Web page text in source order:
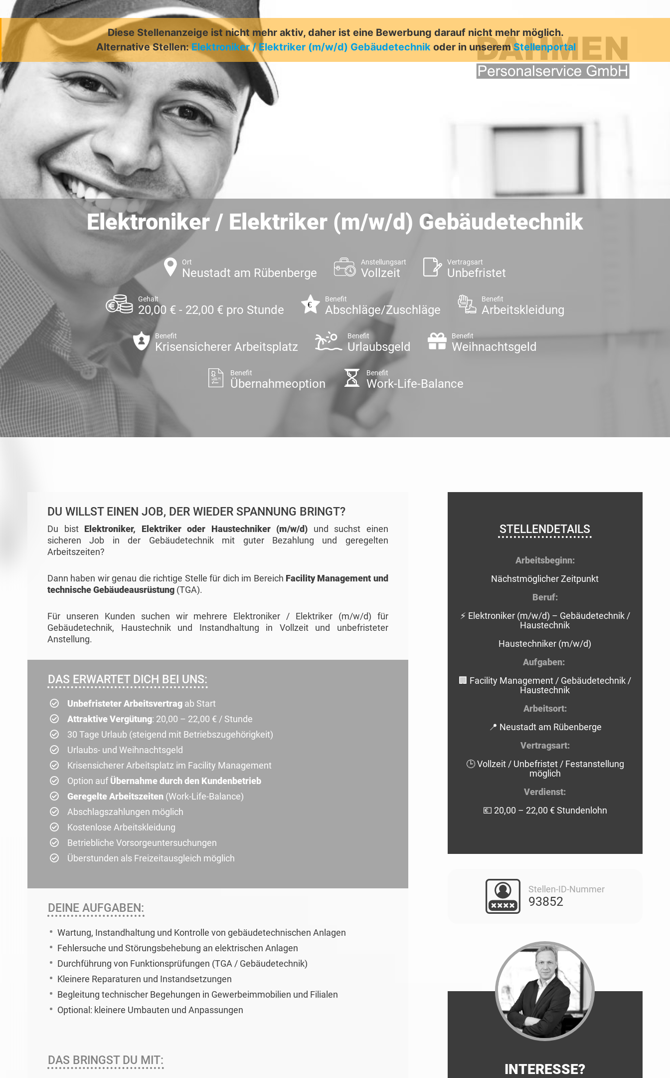
Diese Stellenanzeige ist nicht mehr aktiv, daher ist eine Bewerbung darauf nicht mehr möglich.
Alternative Stellen:Elektroniker / Elektriker (m/w/d) Gebäudetechnik oder in unseremStellenportal
Elektroniker / Elektriker (m/w/d) Gebäudetechnik
Ort
Neustadt am Rübenberge
Anstellungsart
Vollzeit
Vertragsart
Unbefristet
Gehalt
20,00 € - 22,00 € pro Stunde
Benefit
Abschläge/Zuschläge
Benefit
Arbeitskleidung
Benefit
Krisensicherer Arbeitsplatz
Benefit
Urlaubsgeld
Benefit
Weihnachtsgeld
Benefit
Übernahmeoption
Benefit
Work-Life-Balance
DU WILLST EINEN JOB, DER WIEDER SPANNUNG BRINGT?
Du bist Elektroniker, Elektriker oder Haustechniker (m/w/d) und suchst einen
sicheren Job in der Gebäudetechnik mit guter Bezahlung und geregelten
Arbeitszeiten?
Dann haben wir genau die richtige Stelle für dich im Bereich Facility Management und
technische Gebäudeausrüstung (TGA).
Für unseren Kunden suchen wir mehrere Elektroniker / Elektriker (m/w/d) für
Gebäudetechnik, Haustechnik und Instandhaltung in Vollzeit und unbefristeter
Anstellung.
DAS ERWARTET DICH BEI UNS:
Unbefristeter Arbeitsvertrag ab Start
Attraktive Vergütung: 20,00 – 22,00 € / Stunde
30 Tage Urlaub (steigend mit Betriebszugehörigkeit)
Urlaubs- und Weihnachtsgeld
Krisensicherer Arbeitsplatz im Facility Management
Option auf Übernahme durch den Kundenbetrieb
Geregelte Arbeitszeiten (Work-Life-Balance)
Abschlagszahlungen möglich
Kostenlose Arbeitskleidung
Betriebliche Vorsorgeuntersuchungen
Überstunden als Freizeitausgleich möglich
DEINE AUFGABEN:
Wartung, Instandhaltung und Kontrolle von gebäudetechnischen Anlagen
Fehlersuche und Störungsbehebung an elektrischen Anlagen
Durchführung von Funktionsprüfungen (TGA / Gebäudetechnik)
Kleinere Reparaturen und Instandsetzungen
Begleitung technischer Begehungen in Gewerbeimmobilien und Filialen
Optional: kleinere Umbauten und Anpassungen
DAS BRINGST DU MIT:
STELLENDETAILS
Arbeitsbeginn:
Nächstmöglicher Zeitpunkt
Beruf:
⚡ Elektroniker (m/w/d) – Gebäudetechnik /
Haustechnik
Haustechniker (m/w/d)
Aufgaben:
🏢 Facility Management / Gebäudetechnik /
Haustechnik
Arbeitsort:
📍 Neustadt am Rübenberge
Vertragsart:
🕒 Vollzeit / Unbefristet / Festanstellung
möglich
Verdienst:
💶 20,00 – 22,00 € Stundenlohn
Stellen-ID-Nummer
93852
INTERESSE?